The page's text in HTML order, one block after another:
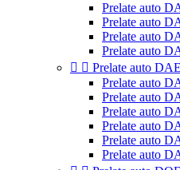
Prelate auto
Prelate auto
Prelate auto
Prelate auto
  Prelate auto
Prelate auto
Prelate auto
Prelate auto
Prelate auto
Prelate auto
Prelate auto